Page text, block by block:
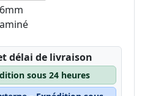
6mm
délai de livraison
sous 24 heures